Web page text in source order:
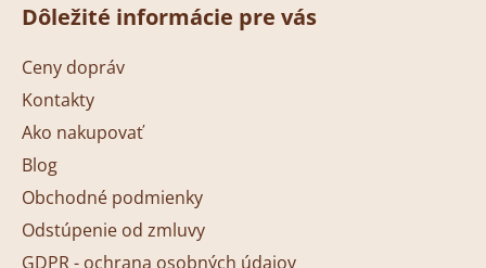
Dôležité informácie pre vás
Ceny dopráv
Kontakty
Ako nakupovať
Blog
Obchodné podmienky
Odstúpenie od zmluvy
GDPR - ochrana osobných údajov